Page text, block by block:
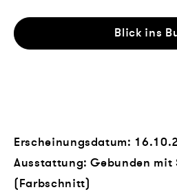
Blick ins
Erscheinungsdatum:
Ausstattung: Gebunden mit
(Farbschnitt)